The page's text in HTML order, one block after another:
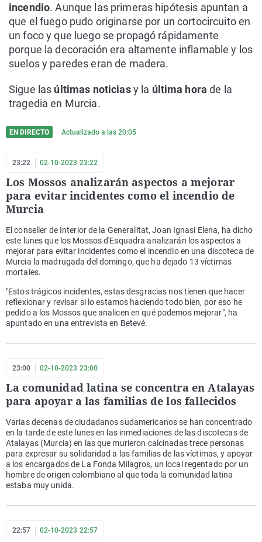
incendio. Aunque las primeras hipótesis apuntan a
que el fuego pudo originarse por un cortocircuito en
un foco y que luego se propagó rápidamente
porque la decoración era altamente inflamable y los
suelos y paredes eran de madera.
Sigue las últimas noticiasy la última horade la
tragedia en Murcia.
EN DIRECTO Actualizado a las 20:05
23:22 02-10-2023 23:22
Los Mossos analizarán aspectos a mejorar
para evitar incidentes como el incendio de
Murcia
El conseller de Interior de la Generalitat, Joan Ignasi Elena, ha dicho
este lunes que los Mossos d'Esquadra analizarán los aspectos a
mejorar para evitar incidentes como el incendio en una discoteca de
Murcia la madrugada del domingo, que ha dejado 13 víctimas
mortales.
"Estos trágicos incidentes, estas desgracias nos tienen que hacer
reflexionar y revisar si lo estamos haciendo todo bien, por eso he
pedido a los Mossos que analicen en qué podemos mejorar", ha
apuntado en una entrevista en Betevé.
23:00 02-10-2023 23:00
La comunidad latina se concentra en Atalayas
para apoyar a las familias de los fallecidos
Varias decenas de ciudadanos sudamericanos se han concentrado
en la tarde de este lunes en las inmediaciones de las discotecas de
Atalayas (Murcia) en las que murieron calcinadas trece personas
para expresar su solidaridad a las familias de las víctimas, y apoyar
a los encargados de La Fonda Milagros, un local regentado por un
hombre de origen colombiano al que toda la comunidad latina
estaba muy unida.
22:57 02-10-2023 22:57